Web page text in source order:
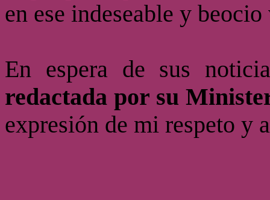
en ese indeseable y
En espera de sus
redactada por su
expresión de mi respeto y